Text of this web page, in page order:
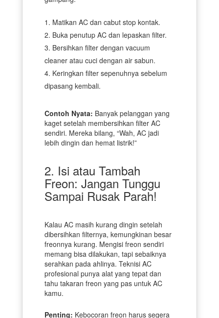
Matikan AC dan cabut stop kontak.
Buka penutup AC dan lepaskan filter.
Bersihkan filter dengan vacuum
cleaner atau cuci dengan air sabun.
Keringkan filter sepenuhnya sebelum
dipasang kembali.
Contoh Nyata: Banyak pelanggan yang
kaget setelah membersihkan filter AC
sendiri. Mereka bilang, “Wah, AC jadi
lebih dingin dan hemat listrik!”
2. Isi atau Tambah
Freon: Jangan Tunggu
Sampai Rusak Parah!
Kalau AC masih kurang dingin setelah
dibersihkan filternya, kemungkinan besar
freonnya kurang. Mengisi freon sendiri
memang bisa dilakukan, tapi sebaiknya
serahkan pada ahlinya. Teknisi AC
profesional punya alat yang tepat dan
tahu takaran freon yang pas untuk AC
kamu.
Penting: Kebocoran freon harus segera